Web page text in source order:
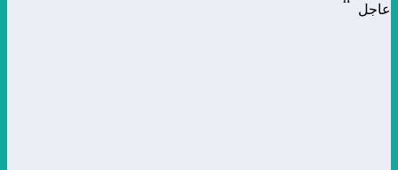
عاجل